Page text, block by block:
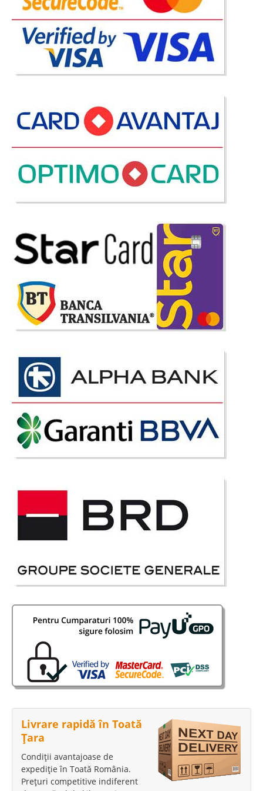
Livrare rapidă în Toată
Țara
Condiții avantajoase de
expediție în Toată România.
Prețuri competitive indiferent